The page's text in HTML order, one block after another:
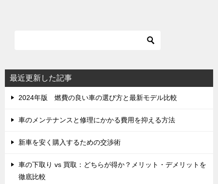
最近更新した記事
2024年版 燃費の良い車の選び方と最新モデル比較
車のメンテナンスと修理にかかる費用を抑える方法
新車を安く購入するための交渉術
車の下取り vs 買取：どちらが得か？メリット・デメリットを
徹底比較